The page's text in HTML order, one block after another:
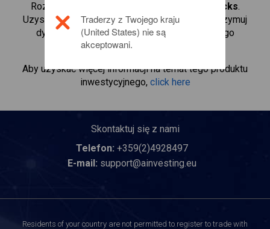
Rozpocznij handel kontraktami CFD w
Starbucks.
Uzyskaj notowania w czasie rzeczywistym i otrzymuj
dywidendy tak, jak w przypadku rzeczywistego
posiadania akcji.
Aby uzyskać więcej informacji na temat tego produktu
inwestycyjnego, click here
Skontaktuj się z nami
Telefon: +359(2)4928497
E-mail: support@ainvesting.eu
Residents of your country are not permitted to register to trade with
Traderzy z Twojego kraju
(United States) nie są
akceptowani.